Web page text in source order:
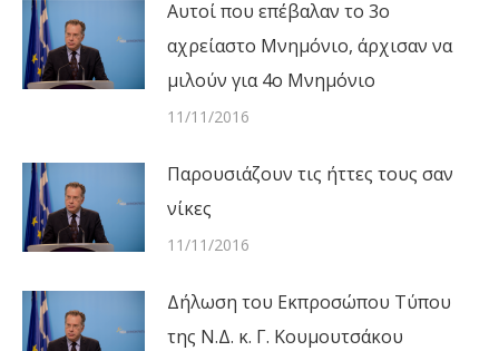
Αυτοί που επέβαλαν το 3ο
αχρείαστο Μνημόνιο, άρχισαν να
μιλούν για 4ο Μνημόνιο
11/11/2016
Παρουσιάζουν τις ήττες τους σαν
νίκες
11/11/2016
Δήλωση του Εκπροσώπου Τύπου
της Ν.Δ. κ. Γ. Κουμουτσάκου